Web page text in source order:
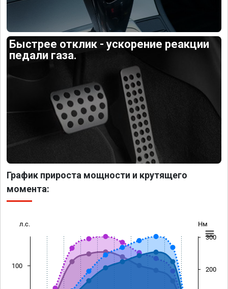
Быстрее отклик - ускорение реакции
педали газа.
График прироста мощности и крутящего
момента:
л.с. Нм
100 200
300